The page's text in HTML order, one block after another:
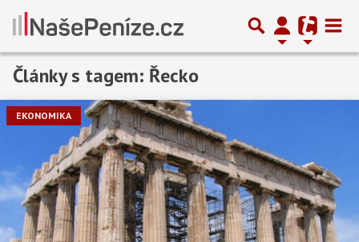
Články s tagem: Řecko
EKONOMIKA
Předchozí 1 … 3 4 5 Další